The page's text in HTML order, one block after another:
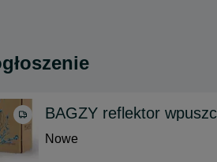
BAGZY reflektor
Nowe